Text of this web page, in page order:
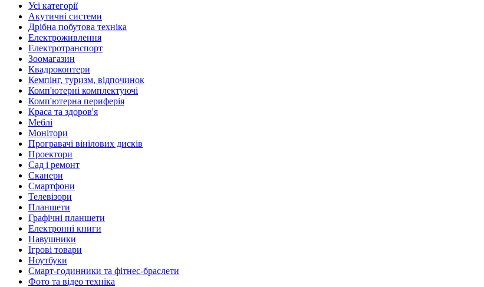
Усі категорії
Акутичні системи
Дрібна побутова техніка
Електроживлення
Електротранспорт
Зоомагазин
Квадрокоптери
Кемпінг, туризм, відпочинок
Комп'ютерні комплектуючі
Комп'ютерна периферія
Краса та здоров'я
Меблі
Монітори
Програвачі вінілових дисків
Проектори
Сад і ремонт
Сканери
Смартфони
Телевізори
Планшети
Графічні планшети
Електронні книги
Навушники
Ігрові товари
Ноутбуки
Смарт-годинники та фітнес-браслети
Фото та відео техніка